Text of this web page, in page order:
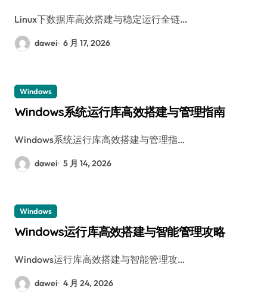
Linux下数据库高效搭建与稳定运行全链…
dawei 6 月 17, 2026
Windows
Windows系统运行库高效搭建与管理指南
Windows系统运行库高效搭建与管理指…
dawei 5 月 14, 2026
Windows
Windows运行库高效搭建与智能管理攻略
Windows运行库高效搭建与智能管理攻…
dawei 4 月 24, 2026